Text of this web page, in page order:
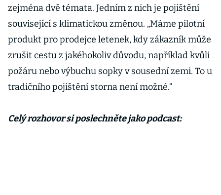
zejména dvě témata. Jedním z nich je pojištění
související s klimatickou změnou. „Máme pilotní
produkt pro prodejce letenek, kdy zákazník může
zrušit cestu z jakéhokoliv důvodu, například kvůli
požáru nebo výbuchu sopky v sousední zemi. To u
tradičního pojištění storna není možné.“
Celý rozhovor si poslechněte jako podcast: